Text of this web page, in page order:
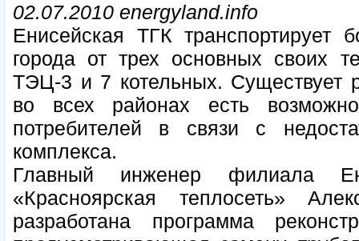
02.07.2010 energyland.info
Енисейская ТГК транспортирует
города от трех основных своих
ТЭЦ-3 и 7 котельных. Существует
во всех районах есть
потребителей в связи с
комплекса.
Главный инженер филиала
«Красноярская теплосеть»
разработана программа